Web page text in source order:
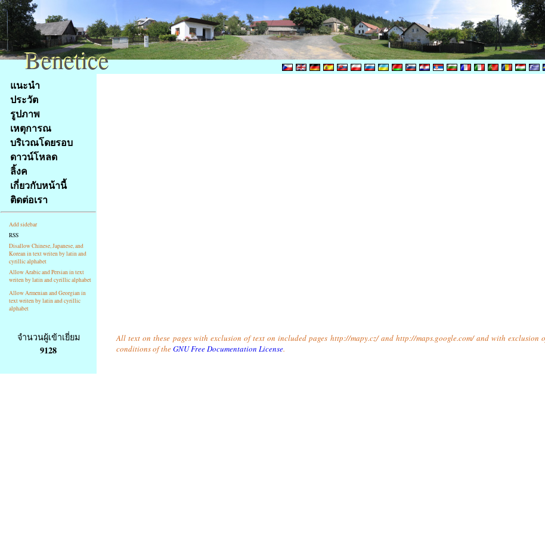
obsah
stránky
Klávesové
zkratky
tomto
webu
základní
Hlavní
strana
แนะนำ
ประวัต
รูปภาพ
เหตุการณ
บริเวณโดยรอบ
ดาวน์โหลด
ลิ้งค
เกี่ยวกับหน้านี้
ติดต่อเรา
Add sidebar
RSS
Disallow Chinese, Japanese, and
Korean in text writen by latin and
cyrillic alphabet
Allow Arabic and Persian in text
writen by latin and cyrillic alphabet
Allow Armenian and Georgian in
text writen by latin and cyrillic
alphabet
จำนวนผู้เข้าเยี่ยม
9128
All text on these pages with exclusion of text on included pages http://mapy.cz/ and http://maps.google.com/ and with
conditions of theGNU Free Documentation License.
Benetice
Benetice